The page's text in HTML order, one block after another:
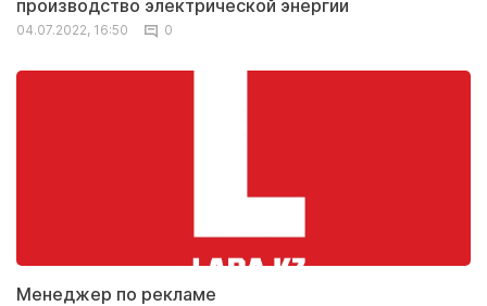
производство электрической энергии
04.07.2022, 16:50 0
Менеджер по рекламе